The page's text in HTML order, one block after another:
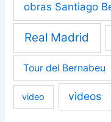
obras Santiago
Real Madrid
Tour del Bernabeu
video videos